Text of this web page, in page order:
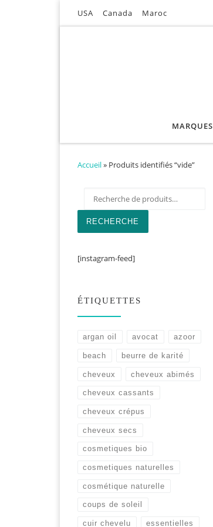
Passer au contenu
USA Canada Maroc
MARQUES
Accueil» Produits identifiés “vide”
RECHERCHE
[instagram-feed]
ÉTIQUETTES
argan oil avocat azoor
beach beurre de karité
cheveux cheveux abimés
cheveux cassants
cheveux crépus
cheveux secs
cosmetiques bio
cosmetiques naturelles
cosmétique naturelle
coups de soleil
cuir chevelu essentielles